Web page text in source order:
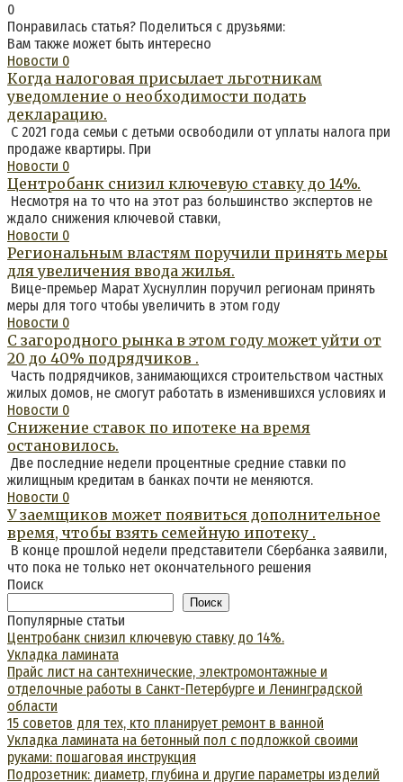
0
Понравилась статья? Поделиться с друзьями:
Вам также может быть интересно
Новости 0
Когда налоговая присылает льготникам
уведомление о необходимости подать
декларацию.
С 2021 года семьи с детьми освободили от уплаты налога при
продаже квартиры. При
Новости 0
Центробанк снизил ключевую ставку до 14%.
Несмотря на то что на этот раз большинство экспертов не
ждало снижения ключевой ставки,
Новости 0
Региональным властям поручили принять меры
для увеличения ввода жилья.
Вице-премьер Марат Хуснуллин поручил регионам принять
меры для того чтобы увеличить в этом году
Новости 0
С загородного рынка в этом году может уйти от
20 до 40% подрядчиков .
Часть подрядчиков, занимающихся строительством частных
жилых домов, не смогут работать в изменившихся условиях и
Новости 0
Снижение ставок по ипотеке на время
остановилось.
Две последние недели процентные средние ставки по
жилищным кредитам в банках почти не меняются.
Новости 0
У заемщиков может появиться дополнительное
время, чтобы взять семейную ипотеку .
В конце прошлой недели представители Сбербанка заявили,
что пока не только нет окончательного решения
Поиск
Поиск
Популярные статьи
Центробанк снизил ключевую ставку до 14%.
Укладка ламината
Прайс лист на сантехнические, электромонтажные и
отделочные работы в Санкт-Петербурге и Ленинградской
области
15 советов для тех, кто планирует ремонт в ванной
Укладка ламината на бетонный пол с подложкой своими
руками: пошаговая инструкция
Подрозетник: диаметр, глубина и другие параметры изделий